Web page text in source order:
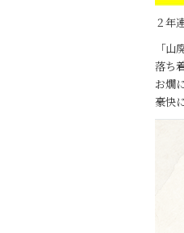
２年
「山
落ち
お燗
豪快